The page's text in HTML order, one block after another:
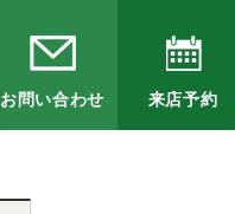
お問い合わせ 来店予約